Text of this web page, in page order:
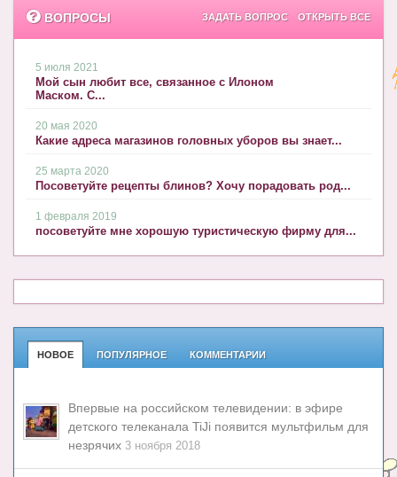
ВОПРОСЫ ОТКРЫТЬ ВСЕ
ЗАДАТЬ ВОПРОС
5 июля 2021
Мой сын любит все, связанное с Илоном
Маском. С...
20 мая 2020
Какие адреса магазинов головных уборов вы знает...
25 марта 2020
Посоветуйте рецепты блинов? Хочу порадовать род...
1 февраля 2019
посоветуйте мне хорошую туристическую фирму для...
НОВОЕ ПОПУЛЯРНОЕ КОММЕНТАРИИ
Впервые на российском телевидении: в эфире
детского телеканала TiJi появится мультфильм для
незрячих 3 ноября 2018